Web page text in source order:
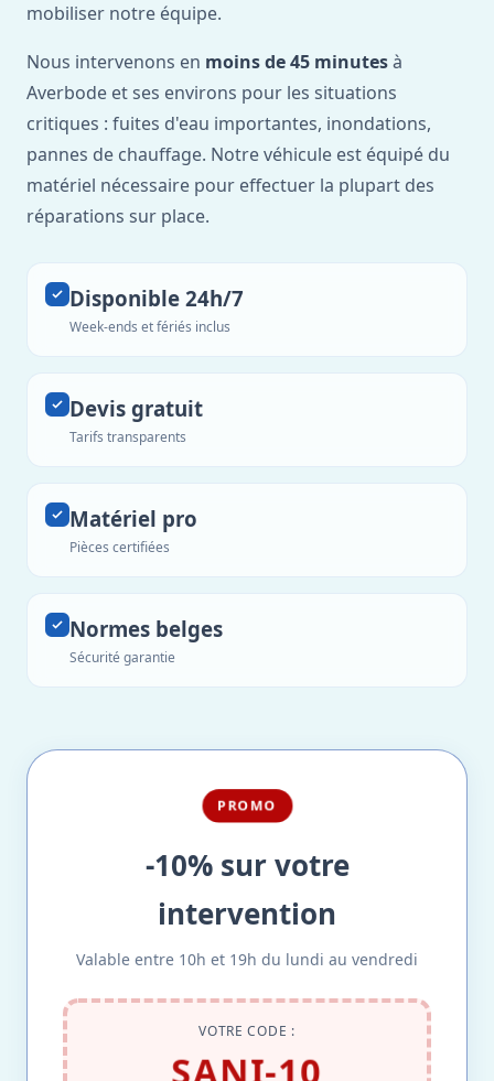
mobiliser notre équipe.
Nous intervenons en moins de 45 minutesà
Averbode et ses environs pour les situations
critiques : fuites d'eau importantes, inondations,
pannes de chauffage. Notre véhicule est équipé du
matériel nécessaire pour effectuer la plupart des
réparations sur place.
Disponible 24h/7
Week-ends et fériés inclus
Devis gratuit
Tarifs transparents
Matériel pro
Pièces certifiées
Normes belges
Sécurité garantie
PROMO
-10% sur votre
intervention
Valable entre 10h et 19h du lundi au vendredi
VOTRE CODE :